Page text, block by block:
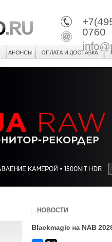
0760
АНОНСЫ ОПЛАТА И ДОСТАВКА
НОВОСТИ
Blackmagic на NAB